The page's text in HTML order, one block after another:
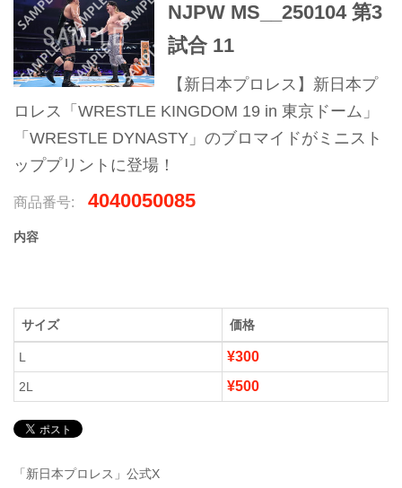
NJPW MS__250104 第3
試合 11
【新日本プロレス】新日本プ
ロレス「WRESTLE KINGDOM 19 in 東京ドーム」
「WRESTLE DYNASTY」のブロマイドがミニスト
ッププリントに登場！
商品番号: 4040050085
内容
サイズ 価格
L ¥300
2L ¥500
「新日本プロレス」公式X